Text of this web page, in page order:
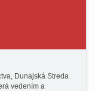
Dunajská Streda
vedením a